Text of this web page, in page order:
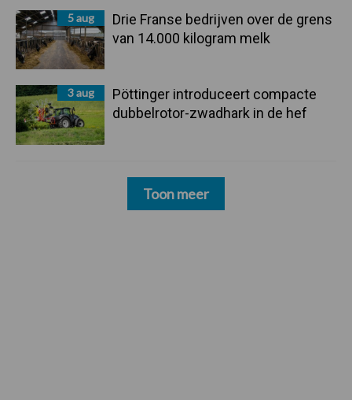
5 aug
Drie Franse bedrijven over de grens
van 14.000 kilogram melk
3 aug
Pöttinger introduceert compacte
dubbelrotor-zwadhark in de hef
Toon meer